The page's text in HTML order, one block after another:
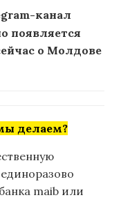
канал
появляется
о Молдове
делаем?
maib или